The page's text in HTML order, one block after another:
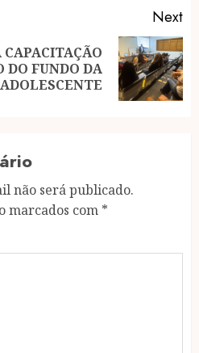
Next
DO FUNDO DA
não será publicado.
marcados com *